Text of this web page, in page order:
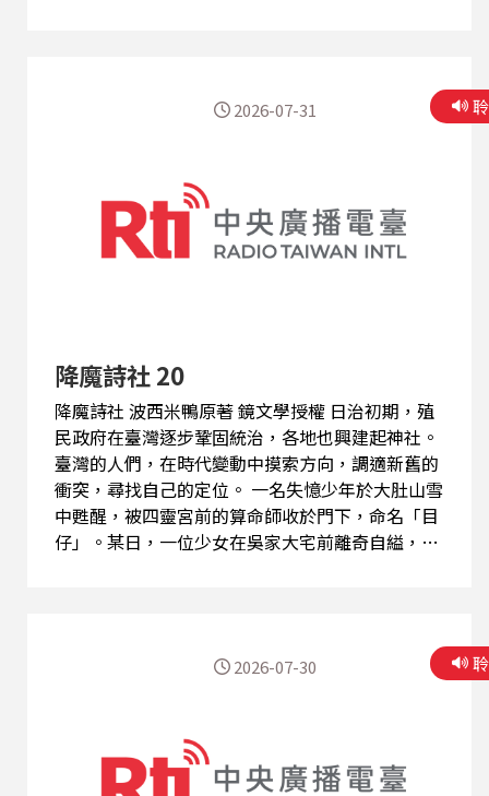
社」詩人，又有甚麼樣的能力，能否穿透時代的黑
降魔詩社 20
降魔詩社 波西米鴨原著 鏡文學授權 日治初期，殖
民政府在臺灣逐步鞏固統治，各地也興建起神社。
臺灣的人們，在時代變動中摸索方向，調適新舊的
衝突，尋找自己的定位。 一名失憶少年於大肚山雪
中甦醒，被四靈宮前的算命師收於門下，命名「目
仔」。某日，一位少女在吳家大宅前離奇自縊，目
社」詩人，又有甚麼樣的能力，能否穿透時代的黑
2026-07-31
2026-07-30